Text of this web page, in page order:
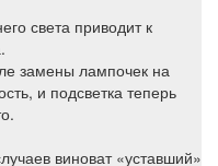
света приводит к
замены лампочек на
и подсветка теперь
виноват «уставший»